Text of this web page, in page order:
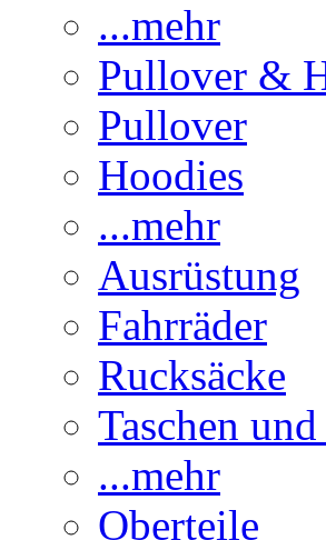
...mehr
Pullover &
Pullover
Hoodies
...mehr
Ausrüstung
Fahrräder
Rucksäcke
Taschen
...mehr
Oberteile